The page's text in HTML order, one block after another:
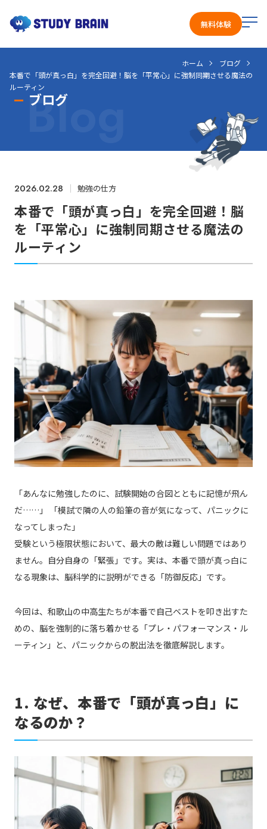
無料体験
メ
ュ
ー
を
ホーム
ブログ
本番で「頭が真っ白」を完全回避！脳を「平常心」に強制同期させる魔法の
ルーティン
ブログ
Blog
2026.02.28 勉強の仕方
本番で「頭が真っ白」を完全回避！脳
を「平常心」に強制同期させる魔法の
ルーティン
「あんなに勉強したのに、試験開始の合図とともに記憶が飛ん
だ……」 「模試で隣の人の鉛筆の音が気になって、パニックに
なってしまった」
受験という極限状態において、最大の敵は難しい問題ではあり
ません。自分自身の「緊張」です。実は、本番で頭が真っ白に
なる現象は、脳科学的に説明ができる「防御反応」です。
今回は、和歌山の中高生たちが本番で自己ベストを叩き出すた
めの、脳を強制的に落ち着かせる「プレ・パフォーマンス・ル
ーティン」と、パニックからの脱出法を徹底解説します。
1. なぜ、本番で「頭が真っ白」に
なるのか？